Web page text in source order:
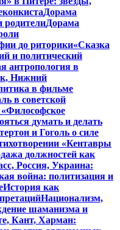
Дорама
Дорама
до риторики«Сказка
и политический
антропология в
Нижний
в фильме
в советской
думать и делать
и Гоголь о силе
«Кентавры
должностей как
Россия, Украина:
война: политизация и
История как
Национализм,
шаманизма и
Кант, Харман: